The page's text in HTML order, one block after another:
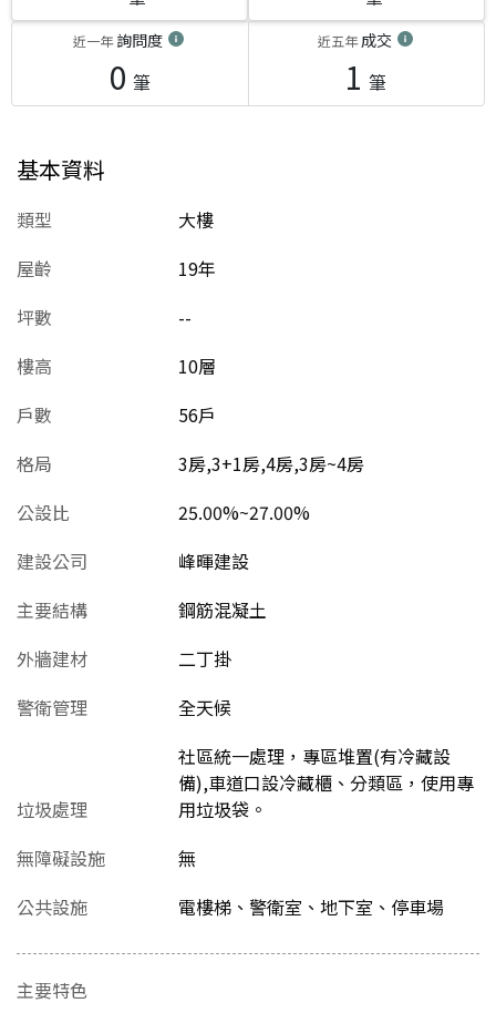
近一年詢問度
0 筆
近五年成交
1 筆
基本資料
類型
大樓
屋齡
19年
坪數
--
樓高
10層
戶數
56戶
格局
3房,3+1房,4房,3房~4房
公設比
25.00%~27.00%
建設公司
峰暉建設
主要結構
鋼筋混凝土
外牆建材
二丁掛
警衛管理
全天候
垃圾處理
社區統一處理，專區堆置(有冷藏設
備),車道口設冷藏櫃、分類區，使用專
用垃圾袋。
無障礙設施
無
公共設施
電樓梯、警衛室、地下室、停車場
主要特色